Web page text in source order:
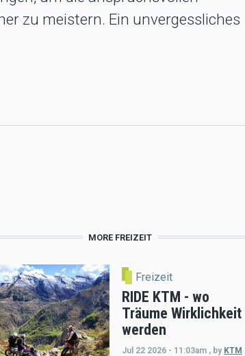
zu meistern. Ein unvergessliches
MORE FREIZEIT
Freizeit
RIDE KTM - wo
Träume Wirklichkeit
werden
Jul 22 2026 - 11:03am , by KTM